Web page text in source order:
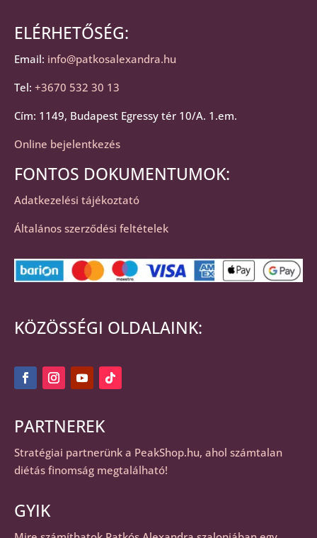
ELÉRHETŐSÉG:
Email: info@patkosalexandra.hu
Tel: +3670 532 30 13
Cím: 1149, Budapest Egressy tér 10/A. 1.em.
Online bejelentkezés
FONTOS DOKUMENTUMOK:
Adatkezelési tájékoztató
Általános szerződési feltételek
KÖZÖSSÉGI OLDALAINK:
PARTNEREK
Stratégiai partnerünk a PeakShop.hu, ahol számtalan
diétás finomság megtalálható!
GYIK